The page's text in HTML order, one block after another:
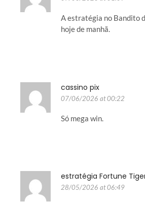
A estratégia no Bandito
hoje de manhã.
cassino pix
07/06/2026 at 00:22
Só mega win.
estratégia Fortune
28/05/2026 at 06:49